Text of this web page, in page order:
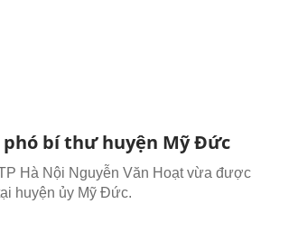
bí thư huyện Mỹ Đức
Hà Nội Nguyễn Văn Hoạt vừa được
huyện ủy Mỹ Đức.